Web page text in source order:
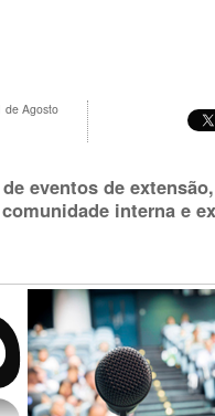
de Agosto
eventos de
interna e